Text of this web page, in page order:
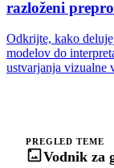
razloženi
Odkrijte, kako
modelov do
ustvarjanja vizualne
PREGLED TEME
Vodnik za